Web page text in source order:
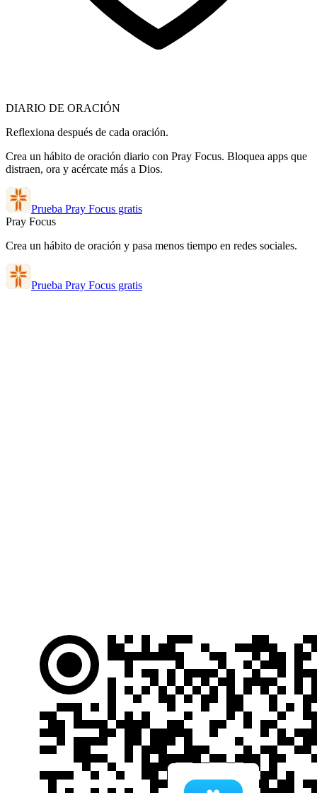
DIARIO DE ORACIÓN
Reflexiona después de cada oración.
Crea un hábito de oración diario con Pray Focus. Bloquea apps que
distraen, ora y acércate más a Dios.
Prueba Pray Focus gratis
Pray Focus
Crea un hábito de oración y pasa menos tiempo en redes sociales.
Prueba Pray Focus gratis